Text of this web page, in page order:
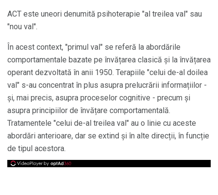
ACT este uneori denumită psihoterapie "al treilea val" sau
"nou val".
În acest context, "primul val" se referă la abordările
comportamentale bazate pe învățarea clasică și la învățarea
operant dezvoltată în anii 1950. Terapiile "celui de-al doilea
val" s-au concentrat în plus asupra prelucrării informațiilor -
și, mai precis, asupra proceselor cognitive - precum și
asupra principiilor de învățare comportamentală.
Tratamentele "celui de-al treilea val" au o linie cu aceste
abordări anterioare, dar se extind și în alte direcții, în funcție
de tipul acestora.